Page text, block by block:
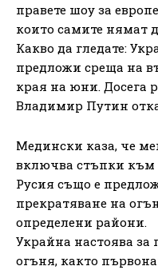
правете шоу за
които самите нямат
Какво да гледате:
предложи среща на
края на юни. Досега
Владимир Путин
Медински каза, че
включва стъпки към
Русия също е
прекратяване на
определени райони.
Украйна настоява за
огъня, както